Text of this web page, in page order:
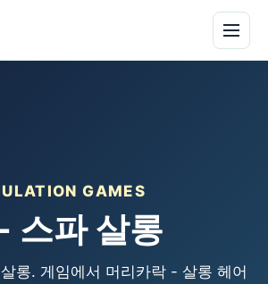
GAMES
스파 살롱
롱. 게임에서 머리카락 - 살롱 헤어